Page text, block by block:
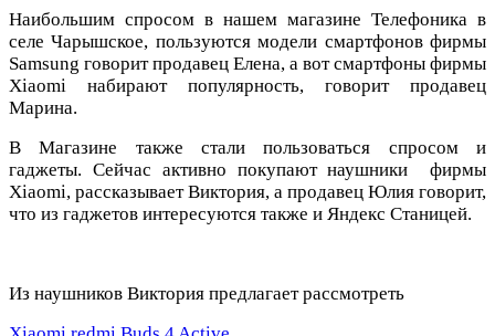
Наибольшим спросом в нашем магазине Телефоника в
селе Чарышское, пользуются модели смартфонов фирмы
Samsung говорит продавец Елена, а вот смартфоны фирмы
Xiaomi набирают популярность, говорит продавец
Марина.
В Магазине также стали пользоваться спросом и
гаджеты. Сейчас активно покупают наушники фирмы
Xiaomi, рассказывает Виктория, а продавец Юлия говорит,
что из гаджетов интересуются также и Яндекс Станицей.
Из наушников Виктория предлагает рассмотреть